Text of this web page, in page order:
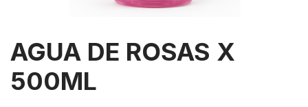
AGUA DE ROSAS X
500ML